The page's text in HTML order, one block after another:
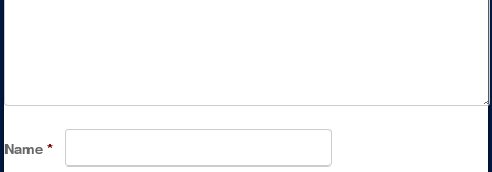
Name*